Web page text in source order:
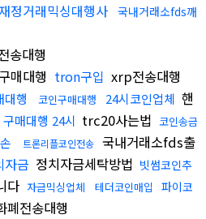
정거래믹싱대행사 국내거래소fds깨
송대행
매대행 tron구입 xrp전송대행
행 코인구매대행 24시코인업체 핸
구매대행 24시 trc20사는법 코인송금
트론리플코인전송 국내거래소fds출
자금 정치자금세탁방법 빗썸코인추
다 자금믹싱업체 테더코인매입
파이코
폐전송대행